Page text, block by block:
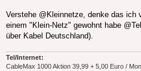
Verstehe @Kleinnetze, denke das ich
einem "Klein-Netz" gewohnt habe
über Kabel Deutschland).
Tel/Internet:
CableMax 1000 Aktion 39,99 + 5,00 Euro /